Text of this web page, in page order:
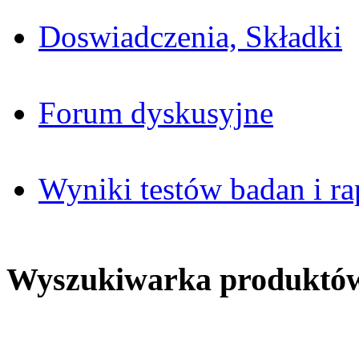
Doswiadczenia, Składki
Forum dyskusyjne
Wyniki testów badan i
Wyszukiwarka